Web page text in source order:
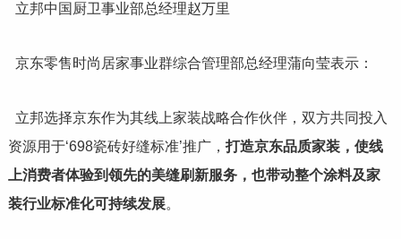
立邦中国厨卫事业部总经理赵万里
京东零售时尚居家事业群综合管理部总经理蒲向莹表示：
立邦选择京东作为其线上家装战略合作伙伴，双方共同投入
资源用于‘698瓷砖好缝标准’推广， 打造京东品质家装，使线
上消费者体验到领先的美缝刷新服务，也带动整个涂料及家
装行业标准化可持续发展。